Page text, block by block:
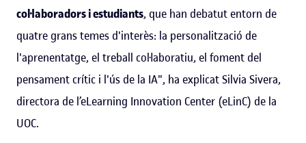
col·laboradors i estudiants, que han debatut entorn de
quatre grans temes d'interès: la personalització de
l'aprenentatge, el treball col·laboratiu, el foment del
pensament crític i l'ús de la IA", ha explicat Silvia Sivera,
directora de l’eLearning Innovation Center (eLinC) de la
UOC.